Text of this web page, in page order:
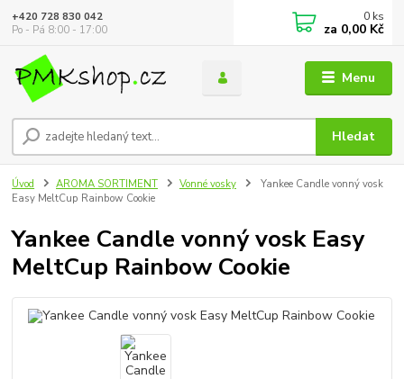
Menu
Hledat
+420 728 830 042
Po - Pá 8:00 - 17:00
0 ks
za 0,00 Kč
Úvod AROMA SORTIMENT Vonné vosky
Yankee Candle vonný vosk
Easy MeltCup Rainbow Cookie
Yankee Candle vonný vosk Easy
MeltCup Rainbow Cookie